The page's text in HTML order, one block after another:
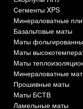
Сегменты XPS
Минераловатные
Базальтовые маты
Маты
Маты
Маты
Минераловатные
Прошивные маты
Маты БСТВ
Ламельные маты